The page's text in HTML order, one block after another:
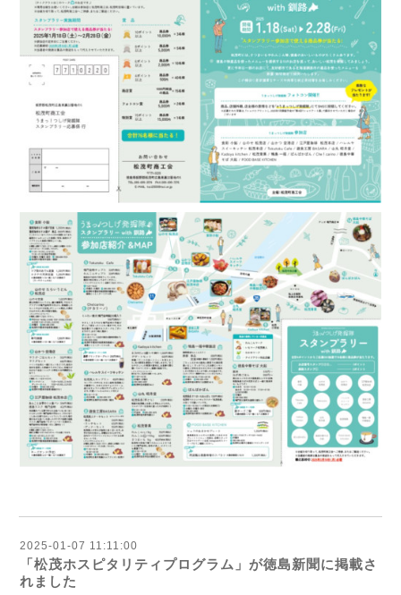
2025-01-07 11:11:00
「松茂ホスピタリティプログラム」が徳島新聞に掲載さ
れました